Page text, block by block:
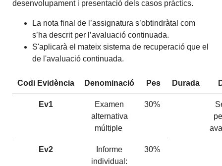
desenvolupament i presentació dels casos pràctics.
La nota final de l’assignatura s’obtindràtal com
s’ha descrit per l’avaluació continuada.
S'aplicarà el mateix sistema de recuperació que el
de l'avaluació continuada.
Codi Evidència Denominació Pes Durada
Ev1
Examen
alternativa
múltiple
30%
Ev2
Informe
individual:
30%